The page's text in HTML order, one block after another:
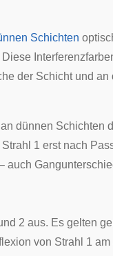
Schichten
der Schicht und
dünnen Schichten
1 erst nach
auch
2 aus. Es gelten
von Strahl 1